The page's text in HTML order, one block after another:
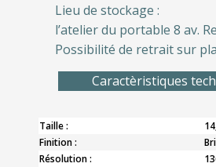
Lieu de stockage :
l’atelier du portable 8 av.
Possibilité de retrait sur
Caractèristiques
Taille :
Finition :
Résolution :